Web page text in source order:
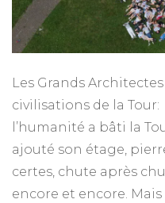
Les Grands
civilisations de la Tour:
l’humanité a bâti la
ajouté son étage,
certes, chute après
encore et encore.